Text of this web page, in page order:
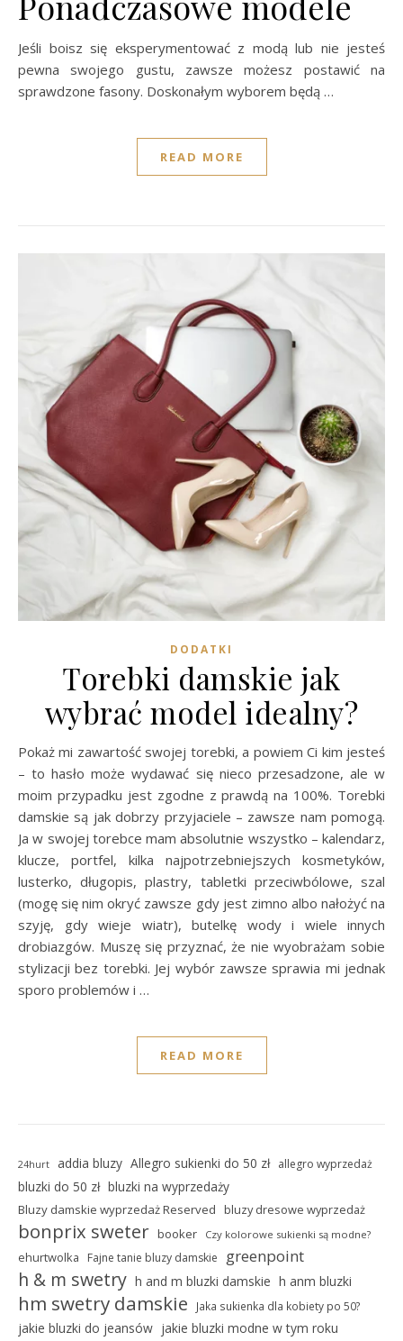
Jeśli boisz się eksperymentować z modą lub nie jesteś
pewna swojego gustu, zawsze możesz postawić na
sprawdzone fasony. Doskonałym wyborem będą …
READ MORE
DODATKI
Torebki damskie jak
wybrać model idealny?
Pokaż mi zawartość swojej torebki, a powiem Ci kim jesteś
– to hasło może wydawać się nieco przesadzone, ale w
moim przypadku jest zgodne z prawdą na 100%. Torebki
damskie są jak dobrzy przyjaciele – zawsze nam pomogą.
Ja w swojej torebce mam absolutnie wszystko – kalendarz,
klucze, portfel, kilka najpotrzebniejszych kosmetyków,
lusterko, długopis, plastry, tabletki przeciwbólowe, szal
(mogę się nim okryć zawsze gdy jest zimno albo nałożyć na
szyję, gdy wieje wiatr), butelkę wody i wiele innych
drobiazgów. Muszę się przyznać, że nie wyobrażam sobie
stylizacji bez torebki. Jej wybór zawsze sprawia mi jednak
sporo problemów i …
READ MORE
24hurt addia bluzy Allegro sukienki do 50 zł allegro wyprzedaż
bluzki do 50 zł bluzki na wyprzedaży
Bluzy damskie wyprzedaż Reserved bluzy dresowe wyprzedaż
bonprix sweter booker Czy kolorowe sukienki są modne?
ehurtwolka Fajne tanie bluzy damskie greenpoint
h & m swetry h and m bluzki damskie h anm bluzki
hm swetry damskie Jaka sukienka dla kobiety po 50?
jakie bluzki do jeansów jakie bluzki modne w tym roku